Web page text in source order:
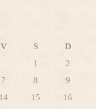
V S
D
1
2
7 8
9
14 15
16